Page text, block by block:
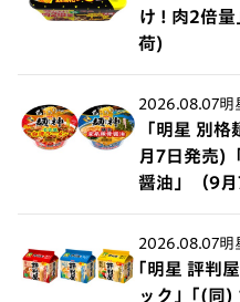
け ! 肉2倍
荷)
2026.08.07明
「明星 別
月7日発売)
醤油」（9
2026.08.07明
｢明星 評判
ック」｢(同)